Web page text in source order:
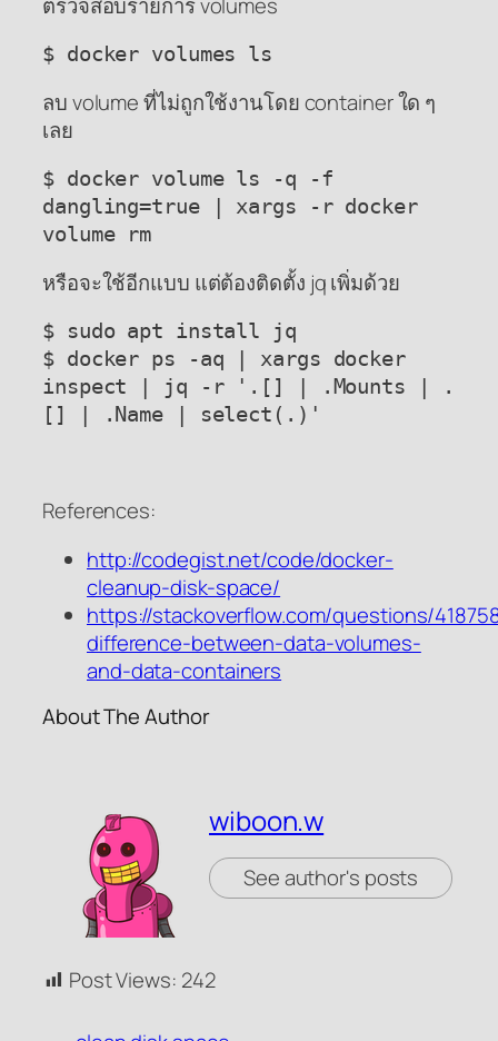
$ docker volumes ls
ลบ volume ที่ไม่ถูกใช้งานโดย container ใด ๆ
เลย
$ docker volume ls -q -f
dangling=true | xargs -r docker
volume rm
หรือจะใช้อีกแบบ แต่ต้องติดตั้ง jq เพิ่มด้วย
$ sudo apt install jq
$ docker ps -aq | xargs docker
inspect | jq -r '.[] | .Mounts | .
[] | .Name | select(.)'
References:
http://codegist.net/code/docker-
cleanup-disk-space/
https://stackoverflow.com/questions/
difference-between-data-volumes-
and-data-containers
About The Author
wiboon.w
See author's posts
Post Views: 242